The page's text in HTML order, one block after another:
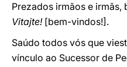
Prezados irmãos e
Vitajte![bem-vindos!].
Saúdo todos vós que
vínculo ao Sucessor de